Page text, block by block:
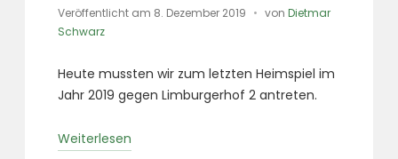
Veröffentlicht am 8. Dezember 2019 vonDietmar
Schwarz
Heute mussten wir zum letzten Heimspiel im
Jahr 2019 gegen Limburgerhof 2 antreten.
Weiterlesen